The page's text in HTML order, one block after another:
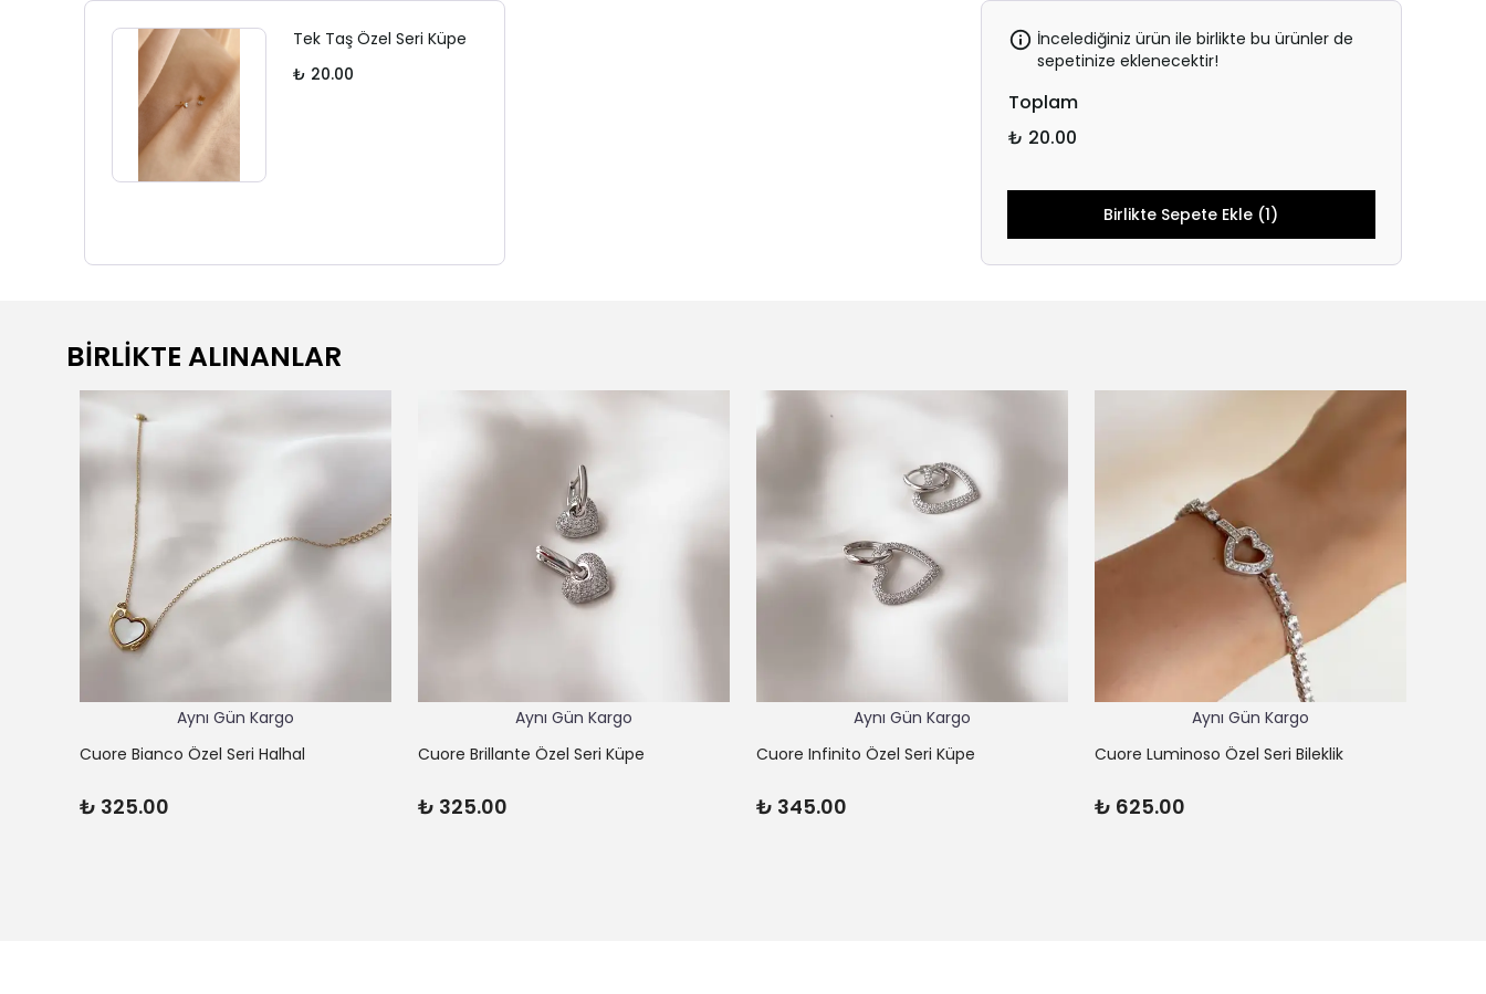
Tek Taş Özel Seri Küpe
₺ 20.00
İncelediğiniz ürün ile birlikte bu ürünler de
sepetinize eklenecektir!
Toplam
₺ 20.00
Birlikte Sepete Ekle (1)
BİRLİKTE ALINANLAR
Aynı Gün Kargo
Cuore Bianco Özel Seri Halhal
₺ 325.00
Aynı Gün Kargo
Cuore Brillante Özel Seri Küpe
₺ 325.00
Aynı Gün Kargo
Cuore Infinito Özel Seri Küpe
₺ 345.00
Aynı Gün Kargo
Cuore Luminoso Özel Seri Bileklik
₺ 625.00